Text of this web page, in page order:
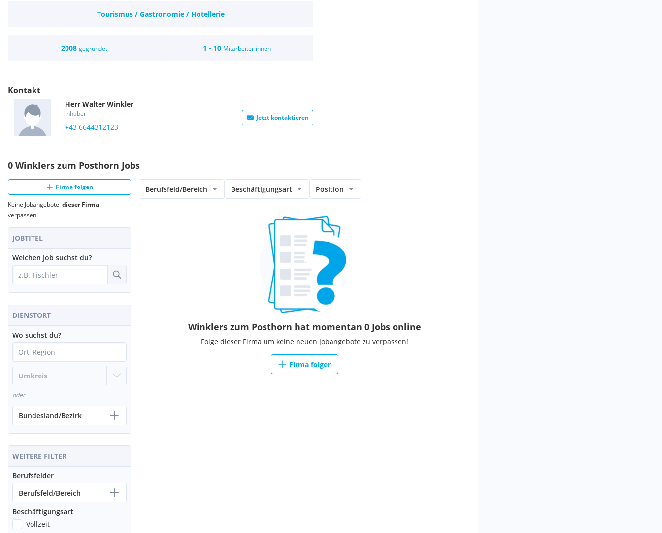
Tourismus / Gastronomie / Hotellerie
2008 gegründet 1 - 10 Mitarbeiter:innen
Kontakt
Herr Walter Winkler
Inhaber
+43 6644312123
Jetzt kontaktieren
0 Winklers zum Posthorn Jobs
Firma folgen
Keine Jobangebote dieser Firma
verpassen!
JOBTITEL
Welchen Job suchst du?
DIENSTORT
Wo suchst du?
oder
Bundesland/Bezirk
WEITERE FILTER
Berufsfelder
Berufsfeld/Bereich
Beschäftigungsart
Vollzeit
Berufsfeld/Bereich Beschäftigungsart Position
Winklers zum Posthorn hat momentan 0 Jobs online
Folge dieser Firma um keine neuen Jobangebote zu verpassen!
Firma folgen